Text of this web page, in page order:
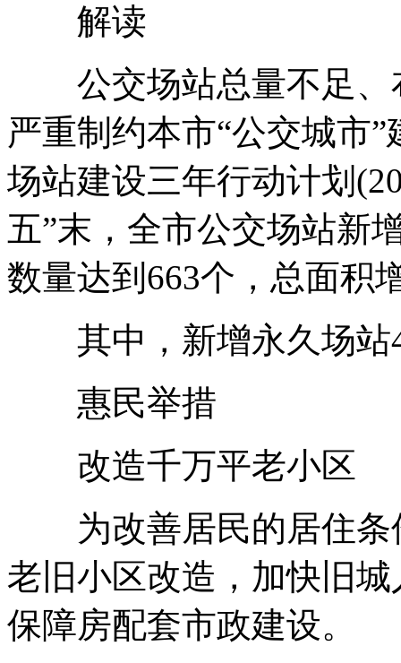
解读
公交场站总量不足、
严重制约本市“公交城市
场站建设三年行动计划
五”末，全市公交场站新
数量达到663个，总面积
其中，新增永久场站
惠民举措
改造千万平老小区
为改善居民的居住条
老旧小区改造，加快旧
保障房配套市政建设。